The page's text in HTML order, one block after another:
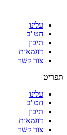
עלינו
חט"ב
תיכון
דוגמאות
צור קשר
תפריט
עלינו
חט"ב
תיכון
דוגמאות
צור קשר